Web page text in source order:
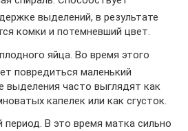
выделений, в результате
комки и потемневший цвет.
яйца. Во время этого
повредиться маленький
выделения часто выглядят как
капелек или как сгусток.
период. В это время матка сильно